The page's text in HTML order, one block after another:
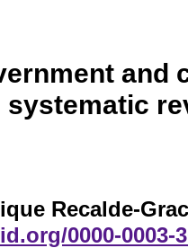
and
systematic
Recalde-
0000-0003-